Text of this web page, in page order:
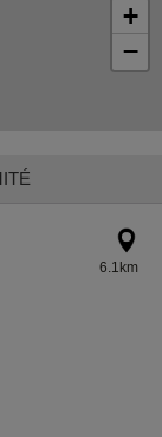
+
−
6.1km